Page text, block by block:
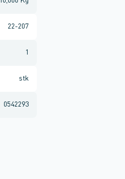
22-207
1
stk
0542293